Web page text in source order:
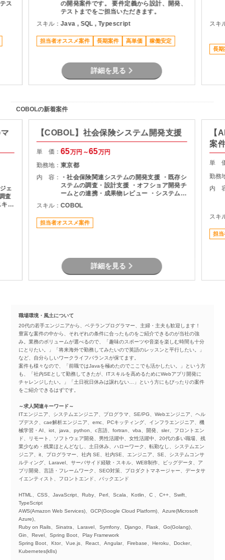
ス
の開発案件です。 要件定義から設計、開発、
テストまでをご担当いただきます。
スキル：Java , SQL , Typescript
担当者オススメ案件 長期案件 高単価 稼働安定
詳細を見る
スキ
長期
COBOLの新着案件
ェ
ル
【COBOL】社会保険システム開発支援
単 価：65万円～65万円
勤務地：東京都
内 容：
・社会保険関連システムの開発支援 ・既存シ
ステムの調査・設計支援 ・オフショア開発チ
ームとの連携・成果物レビュー ・システム改
修に伴う要件確認および開発支援 ・各種テス
ト・検証対応 ・チーム内外とのコミュニケー
ションおよび調整業務
スキル：COBOL
担当者オススメ案件
詳細を見る
【
案
単
勤務
内
スキ
担当
職場環境・風土について
20代の若手エンジニアから、ベテランプログラマー、主婦・主夫も歓迎します！
豊富な案件の中から、それぞれの条件に合ったものをご紹介できるのが当社の強
み。業務のボリュームが選べるので、「趣味のスポーツや音楽を楽しむ時間も十分
にとりたい。」「将来海外で勤務してみたいので英語のレッスンと平行したい。」
など、自分らしいワークライフバランスが保てます。
案件も様々なので、「前職ではJavaを極めたのでここでも活かしたい。」という方
も、「社内SEとして勤務してきたが、ITスキルを高めるためにWebアプリ開発に
チャレンジしたい。」「土日祝日休みは譲れない…」という方にもぴったりの案件
をご紹介できるはずです。
～求人関連キーワード～
ITエンジニア、システムエンジニア、プログラマ、SE/PG、Webエンジニア、ヘル
プデスク、cae解析エンジニア、emc、PCキッティング、インフラエンジニア、機
械学習・AI、iot、java、python、c言語、fortran、vba、開発、sler、フロントエン
ド、リモート、ソフトウェア開発、男性活躍中、女性活躍中、20代の多い職場、残
業少なめ・残業ほとんどなし、土日休み、ハローワーク、転勤なし、システムエン
ジニア、it、プログラマー、社内 SE、社内SE、エンジニア、SE、システムコンサ
ルティング、Laravel、サーバサイド経験・スキル、WEB制作、ビッグデータ、ア
プリ開発、言語・フレームワーク、SEO対策、プロダクトマネージャー、データサ
イエンティスト、フロントエンド、バックエンド
HTML、CSS、JavaScript、Ruby、Perl、Scala、Kotlin、C 、C++、Swift、
TypeScript
AWS(Amazon Web Services)、GCP(Google Cloud Platform)、Azure(Microsoft
Azure)、
Ruby on Rails、Sinatra、Laravel、Symfony、Django、Flask、Go(Golang)、
Gin、Revel、Spring Boot、Play Framework
Spring Boot、Ktor、Vue.js、React、Angular、Firebase、Heroku、Docker、
Kubernetes(k8s)